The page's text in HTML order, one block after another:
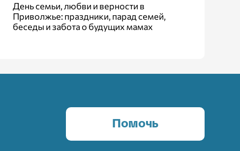
День семьи, любви и верности в
Приволжье: праздники, парад семей,
беседы и забота о будущих мамах
Помочь